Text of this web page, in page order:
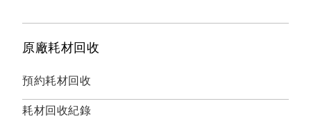
原廠耗材回收
預約耗材回收
耗材回收紀錄